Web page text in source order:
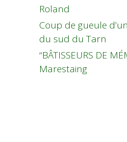
Roland
Coup de gueule
du sud du Tarn
“BÂTISSEURS DE
Marestaing